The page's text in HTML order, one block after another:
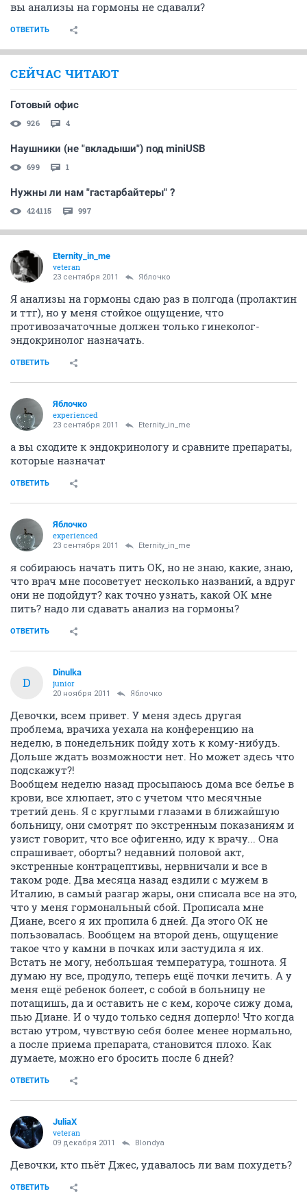
вы анализы на гормоны не сдавали?
ОТВЕТИТЬ
СЕЙЧАС ЧИТАЮТ
Готовый офис
926 4
Наушники (не "вкладыши") под miniUSB
699 1
Нужны ли нам "гастарбайтеры" ?
424115 997
Eternity_in_me
veteran
23 сентября 2011 Яблочко
Я анализы на гормоны сдаю раз в полгода (пролактин
и ттг), но у меня стойкое ощущение, что
противозачаточные должен только гинеколог-
эндокринолог назначать.
ОТВЕТИТЬ
Яблочко
experienced
23 сентября 2011 Eternity_in_me
а вы сходите к эндокринологу и сравните препараты,
которые назначат
ОТВЕТИТЬ
Яблочко
experienced
23 сентября 2011 Eternity_in_me
я собираюсь начать пить ОК, но не знаю, какие, знаю,
что врач мне посоветует несколько названий, а вдруг
они не подойдут? как точно узнать, какой ОК мне
пить? надо ли сдавать анализ на гормоны?
ОТВЕТИТЬ
D
Dinulka
junior
20 ноября 2011 Яблочко
Девочки, всем привет. У меня здесь другая
проблема, врачиха уехала на конференцию на
неделю, в понедельник пойду хоть к кому-нибудь.
Дольше ждать возможности нет. Но может здесь что
подскажут?!
Вообщем неделю назад просыпаюсь дома все белье в
крови, все хлюпает, это с учетом что месячные
третий день. Я с круглыми глазами в ближайшую
больницу, они смотрят по экстренным показаниям и
узист говорит, что все офигенно, иду к врачу... Она
спрашивает, оборты? недавний половой акт,
экстренные контрацептивы, нервничали и все в
таком роде. Два месяца назад ездили с мужем в
Италию, в самый разгар жары, они списала все на это,
что у меня гормональный сбой. Прописала мне
Диане, всего я их пропила 6 дней. Да этого ОК не
пользовалась. Вообщем на второй день, ощущение
такое что у камни в почках или застудила я их.
Встать не могу, небольшая температура, тошнота. Я
думаю ну все, продуло, теперь ещё почки лечить. А у
меня ещё ребенок болеет, с собой в больницу не
потащишь, да и оставить не с кем, короче сижу дома,
пью Диане. И о чудо только седня доперло! Что когда
встаю утром, чувствую себя более менее нормально,
а после приема препарата, становится плохо. Как
думаете, можно его бросить после 6 дней?
ОТВЕТИТЬ
JuliaX
veteran
09 декабря 2011 Blondya
Девочки, кто пьёт Джес, удавалось ли вам похудеть?
ОТВЕТИТЬ